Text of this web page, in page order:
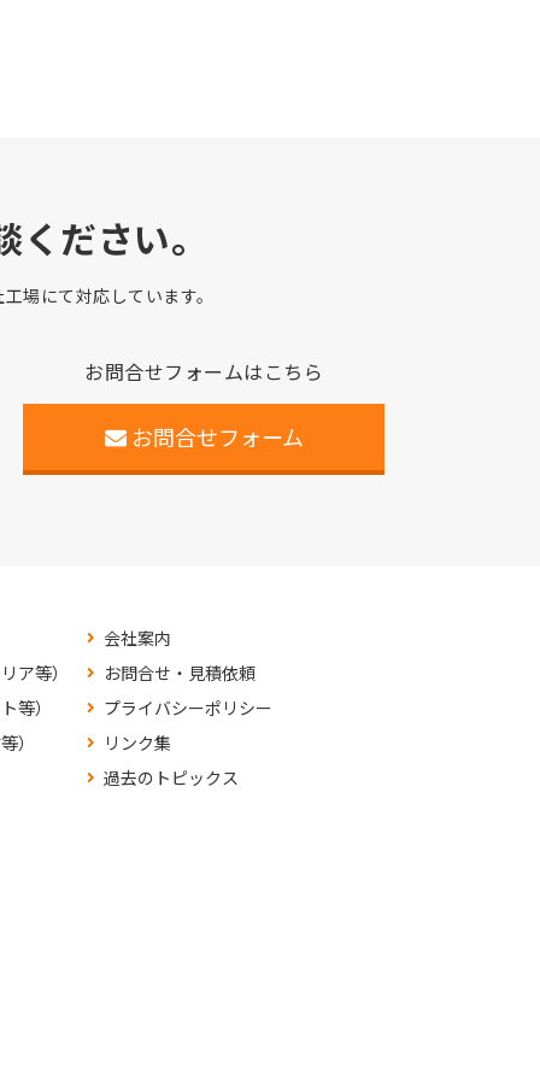
ださい。
場にて対応しています。
お問合せフォームはこちら
お問合せフォーム
ア等）
等）
）
会社案内
お問合せ・見積依頼
プライバシーポリシー
リンク集
過去のトピックス